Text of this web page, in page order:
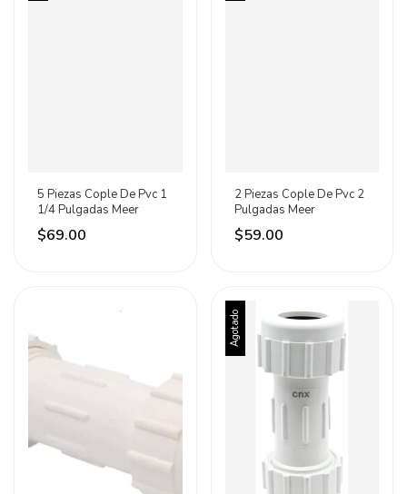
5 Piezas Cople De Pvc 1
1/4 Pulgadas Meer
$69.00
2 Piezas Cople De Pvc 2
Pulgadas Meer
$59.00
Agotado